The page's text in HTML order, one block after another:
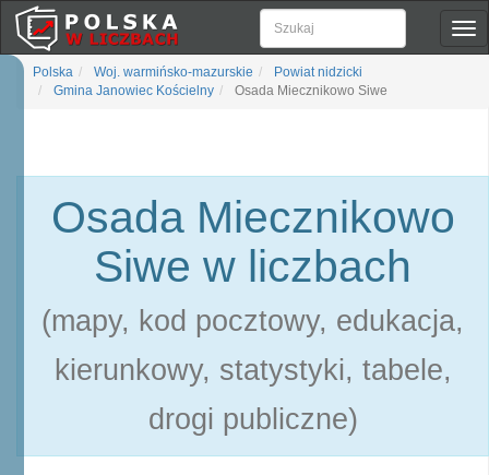
Polska Woj. warmińsko-mazurskie
Powiat nidzicki
Gmina Janowiec Kościelny
Osada Miecznikowo Siwe
Osada Miecznikowo
Siwe w liczbach
(mapy, kod pocztowy, edukacja,
kierunkowy, statystyki, tabele,
drogi publiczne)